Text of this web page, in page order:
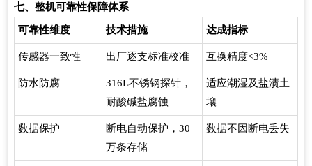
七、整机可靠性保障体系
可靠性维度 技术措施 达成指标
传感器一致性 出厂逐支标准校准 互换精度<3%
防水防腐 316L不锈钢探针，
耐酸碱盐腐蚀
适应潮湿及盐渍土
壤
数据保护
断电自动保护，30
万条存储
数据不因断电丢失